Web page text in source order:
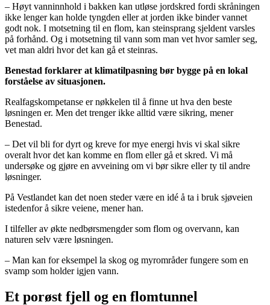
– Høyt vanninnhold i bakken kan utløse jordskred fordi skråningen
ikke lenger kan holde tyngden eller at jorden ikke binder vannet
godt nok. I motsetning til en flom, kan steinsprang sjeldent varsles
på forhånd. Og i motsetning til vann som man vet hvor samler seg,
vet man aldri hvor det kan gå et steinras.
Benestad forklarer at klimatilpasning bør bygge på en lokal
forståelse av situasjonen.
Realfagskompetanse er nøkkelen til å finne ut hva den beste
løsningen er. Men det trenger ikke alltid være sikring, mener
Benestad.
– Det vil bli for dyrt og kreve for mye energi hvis vi skal sikre
overalt hvor det kan komme en flom eller gå et skred. Vi må
undersøke og gjøre en avveining om vi bør sikre eller ty til andre
løsninger.
På Vestlandet kan det noen steder være en idé å ta i bruk sjøveien
istedenfor å sikre veiene, mener han.
I tilfeller av økte nedbørsmengder som flom og overvann, kan
naturen selv være løsningen.
– Man kan for eksempel la skog og myrområder fungere som en
svamp som holder igjen vann.
Et porøst fjell og en flomtunnel